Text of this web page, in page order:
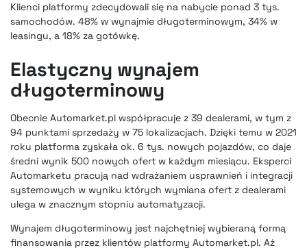
Klienci platformy zdecydowali się na nabycie ponad 3 tys.
samochodów. 48% w wynajmie długoterminowym, 34% w
leasingu, a 18% za gotówkę.
Elastyczny wynajem
długoterminowy
Obecnie Automarket.pl współpracuje z 39 dealerami, w tym z
94 punktami sprzedaży w 75 lokalizacjach. Dzięki temu w 2021
roku platforma zyskała ok. 6 tys. nowych pojazdów, co daje
średni wynik 500 nowych ofert w każdym miesiącu. Eksperci
Automarketu pracują nad wdrażaniem usprawnień i integracji
systemowych w wyniku których wymiana ofert z dealerami
ulega w znacznym stopniu automatyzacji.
Wynajem długoterminowy jest najchętniej wybieraną formą
finansowania przez klientów platformy Automarket.pl. Aż